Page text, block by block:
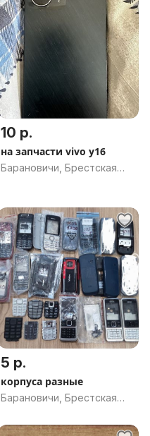
10 р.
на запчасти vivo y16
Барановичи, Брестская
5 р.
корпуса разные
Барановичи, Брестская